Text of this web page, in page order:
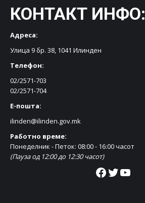
КОНТАКТ ИНФО:
Адреса:
Улица 9 бр. 38, 1041 Илинден
Телефон:
02/2571-703
02/2571-704
Е-пошта:
ilinden@ilinden.gov.mk
Работно време:
Понеделник - Петок: 08:00 - 16:00 часот
(Пауза од 12:00 до 12:30 часот)
Facebook Twitter YouTube